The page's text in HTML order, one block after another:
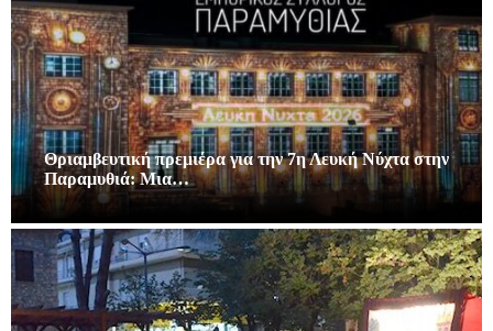
Θριαμβευτική πρεμιέρα για την 7η Λευκή Νύχτα στην
Παραμυθιά: Μια…